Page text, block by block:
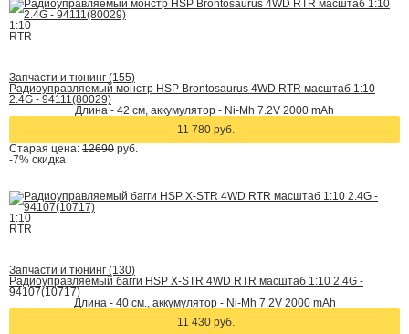
1:10
RTR
Запчасти и тюнинг (155)
Радиоуправляемый монстр HSP Brontosaurus 4WD RTR масштаб 1:10
2.4G - 94111(80029)
Длина - 42 cм, аккумулятор - Ni-Mh 7.2V 2000 mAh
11 780 руб.
Старая цена: 12690 руб.
-7% скидка
1:10
RTR
Запчасти и тюнинг (130)
Радиоуправляемый багги HSP X-STR 4WD RTR масштаб 1:10 2.4G -
94107(10717)
Длина - 40 см., аккумулятор - Ni-Mh 7.2V 2000 mAh
11 430 руб.